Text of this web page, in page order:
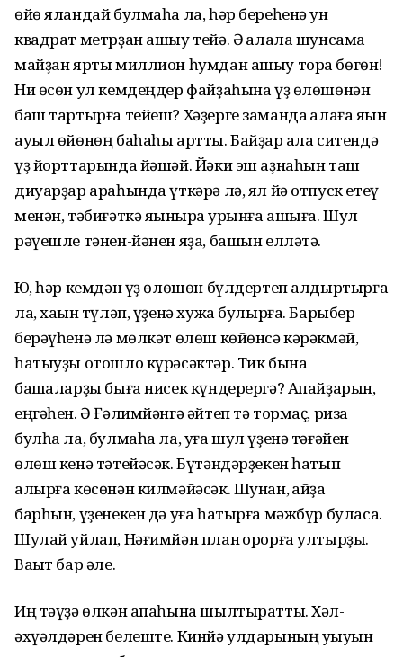
өйө яландай булмаһа ла, һәр береһенә ун
квадрат метрҙан ашыу тейә. Ә ҡалала шунсама
майҙан ярты миллион һумдан ашыу тора бөгөн!
Ни өсөн ул кемдеңдер файҙаһына үҙ өлөшөнән
баш тартырға тейеш? Хәҙерге заманда ҡалаға яҡын
ауыл өйөнөң баһаһы артты. Байҙар ҡала ситендә
үҙ йорттарында йәшәй. Йәки эш аҙнаһын таш
диуарҙар араһында үткәрә лә, ял йә отпуск етеү
менән, тәбиғәткә яҡыныраҡ урынға ашыға. Шул
рәүешле тәнен-йәнен яҙа, башын елләтә.
Юҡ, һәр кемдән үҙ өлөшөн бүлдертеп алдыртырға
ла, хаҡын түләп, үҙенә хужа булырға. Барыбер
берәүһенә лә мөлкәт өлөш көйөнсә кәрәкмәй,
һатыуҙы отошло күрәсәктәр. Тик бына
башҡаларҙы быға нисек күндерергә? Апайҙарын,
еңгәһен. Ә Ғәлимйәнгә әйтеп тә тормаҫ, риза
булһа ла, булмаһа ла, уға шул үҙенә тәғәйен
өлөш кенә тәтейәсәк. Бүтәндәрҙекен һатып
алырға көсөнән килмәйәсәк. Шунан, ҡайҙа
барһын, үҙенекен дә уға һатырға мәжбүр буласаҡ.
Шулай уйлап, Нәғимйән план ҡорорға ултырҙы.
Ваҡыт бар әле.
Иң тәүҙә өлкән апаһына шылтыратты. Хәл-
әхүәлдәрен белеште. Кинйә улдарының уҡыуын